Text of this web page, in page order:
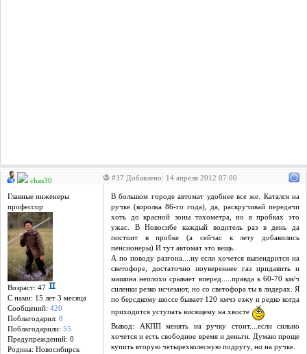
chas30 #37 Добавлено: 14 апреля 2012 07:00
Главные инженеры
профессор
Возраст: 47
С нами: 15 лет 3 месяцa
Сообщений: 420
Поблагодарил: 8
Поблагодарили: 55
Предупреждений: 0
Родина: Новосибирск
В большом городе автомат удобнее все же. Катался на
ручке (королка 86-го года), да, раскручивай передачи
хоть до красной зоны тахометра, но в пробках это
ужас. В Новосибе каждый водитель раз в день да
постоит в пробке (а сейчас к лету добавились
пенсионеры) И тут автомат это вещь.
А по поводу разгона....ну если хочется выпендрится на
светофоре, достаточно поувереннее газ придавить и
машина неплохо срывает вперед.....правда к 60-70 км/ч
силенки резко исчезают, но со светофора ты в лидерах. Я
по берсдкому шоссе бывает 120 кмчэ езжу и редко когда
приходится уступать висящему на хвосте
Вывод: АКПП менять на ручку стоит....если сильно
хочется и есть свободное время и деньги. Думаю проще
купить вторую четырехколесную подругу, но на ручке.